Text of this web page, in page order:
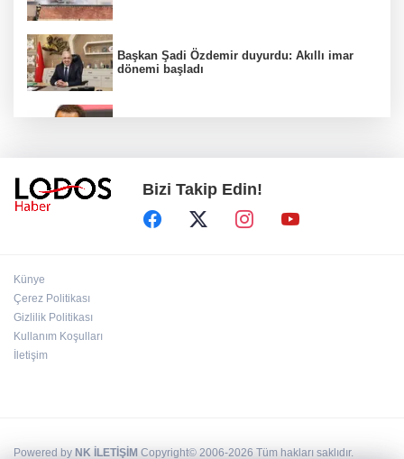
Başkan Şadi Özdemir duyurdu: Akıllı imar
dönemi başladı
Bakan Gürlek duyurdu: İki çocuk cinayeti
aydınlatıldı!
Bizi Takip Edin!
Künye
Çerez Politikası
Gizlilik Politikası
Kullanım Koşulları
İletişim
Powered by NK İLETİŞİM Copyright© 2006-2026 Tüm hakları saklıdır.